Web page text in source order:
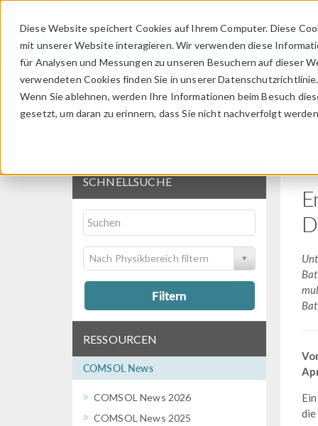
Diese Website speichert Cookies auf Ihrem Computer. Diese
mit unserer Website interagieren. Wir verwenden diese
für Analysen und Messungen zu unseren Besuchern auf dieser
verwendeten Cookies finden Sie in unserer Datenschutzrichtlinie.
Wenn Sie ablehnen, werden Ihre Informationen beim Besuch
gesetzt, um daran zu erinnern, dass Sie nicht nachverfolgt
User Stories
SCHNELLSUCHE
Nach Physikbereich filtern
Filtern
RESSOURCEN
COMSOL News
COMSOL News 2026
COMSOL News 2025